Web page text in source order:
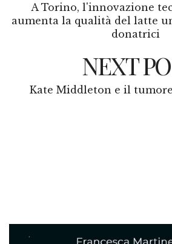
A Torino, l'innovazione
aumenta la qualità del latte
donatrici
NEXT
Kate Middleton e il